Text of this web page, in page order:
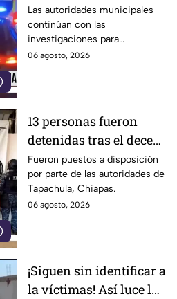
Esto sabemos sobre el
estado de salud de los
afectados en la
Estación Delta en León
Las autoridades municipales
continúan con las
investigaciones para
esclarecer el hecho.
06 agosto, 2026
13 personas fueron
detenidas tras el deceso
de un menor; esto
sabemos
Fueron puestos a disposición
por parte de las autoridades de
Tapachula, Chiapas.
06 agosto, 2026
¡Siguen sin identificar a
la víctimas! Así luce la